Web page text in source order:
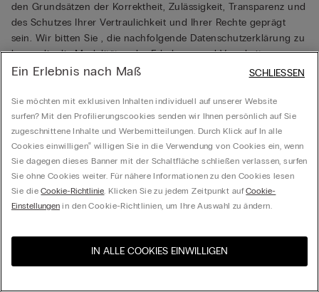
den Grundsätzen der Korrektheit, Zulässigkeit, Transparenz und
des Schutzes Ihrer Vertraulichkeit und Ihrer Rechte geprägt
sein. Wir bitten Sie , die nachfolgende Datenschutzerklärung zu
lesen, die die Modalitäten der Erhebung und Verarbeitung
personenbezogener Daten sowie den Zweck dieser
Bei den erhobenen Daten handelt es sich um
personenbezogene Daten (wie zum Beispiel Vor- und Zuname,
Nickname), Bilder, Fotografien und Videos betreffend die
betroffene Person und/oder Dritte. Die betroffene Person
verpflichtet sich, Calzedonia Bilder und Videos betreffend Dritte
gemäß GvD 196/03 die ausdrückliche vorherige schriftliche
Aufklärungs- und Einverständniserklärung über die
Datenverarbeitung für die Zwecke gemäß dieser
United States
Ein Erlebnis nach Maß
Sie möchten mit exklusiven Inhalten individuell auf unserer Website
surfen? Mit den Profilierungscookies senden wir Ihnen persönlich auf Sie
zugeschnittene Inhalte und Werbemitteilungen. Durch Klick auf In alle
Cookies einwilligen‟ willigen Sie in die Verwendung von Cookies ein, wenn
Sie dagegen dieses Banner mit der Schaltfläche schließen verlassen, surfen
Sie ohne Cookies weiter. Für nähere Informationen zu den Cookies lesen
Sie dieCookie-Richtlinie. Klicken Sie zu jedem Zeitpunkt aufCookie-
Einstellungen in den Cookie-Richtlinien, um Ihre Auswahl zu ändern.
IN ALLE COOKIES EINWILLIGEN
SCHLIESSEN